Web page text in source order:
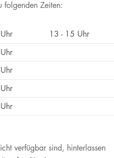
folgenden Zeiten:​
​13 - 15 Uhr
verfügbar sind, hinterlassen